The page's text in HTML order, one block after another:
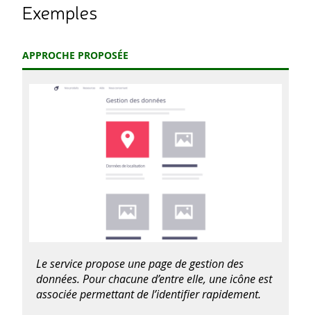
Exemples
APPROCHE PROPOSÉE
Le service propose une page de gestion des
données. Pour chacune d’entre elle, une icône est
associée permettant de l’identifier rapidement.